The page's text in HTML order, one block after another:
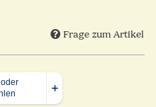
Frage zum Artikel